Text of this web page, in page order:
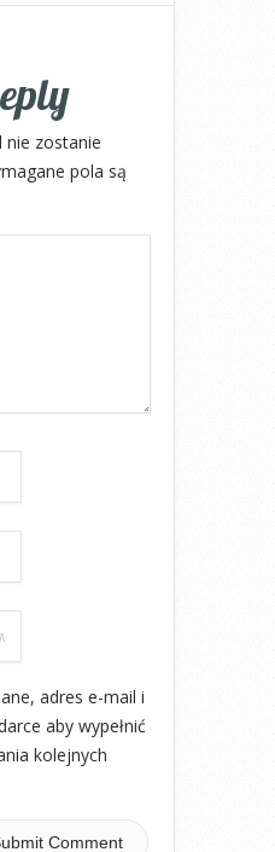
nie zostanie
pola są
adres e-mail i
aby wypełnić
kolejnych